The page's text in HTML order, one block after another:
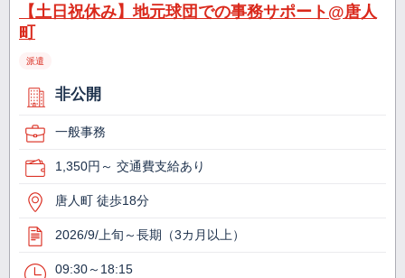
【土日祝休み】地元球団での事務サポート@唐人
町
派遣
非公開
一般事務
1,350円～ 交通費支給あり
唐人町 徒歩18分
2026/9/上旬～長期（3カ月以上）
09:30～18:15